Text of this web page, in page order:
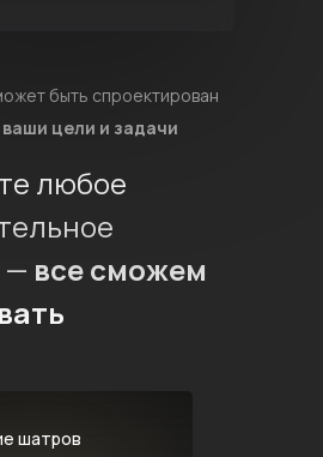
быть спроектирован
цели и задачи
любое
— все сможем
шатров